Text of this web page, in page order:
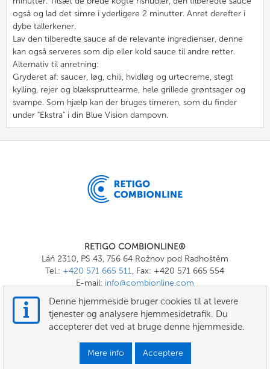
også og lad det simre i yderligere 2 minutter. Anret derefter i
dybe tallerkener.
Lav den tilberedte sauce af de relevante ingredienser, denne
kan også serveres som dip eller kold sauce til andre retter.
Alternativ til anretning:
Gryderet af: saucer, løg, chili, hvidløg og urtecreme, stegt
kylling, rejer og blækspruttearme, hele grillede grøntsager og
svampe. Som hjælp kan der bruges timeren, som du finder
under "Ekstra" i din Blue Vision dampovn.
RETIGO COMBIONLINE®
Láň 2310, PS 43, 756 64 Rožnov pod Radhoštěm
Tel.: +420 571 665 511, Fax: +420 571 665 554
E-mail: info@combionline.com
OnlineMenu
VILKÅR OG BETINGELSER
Denne hjemmeside bruger cookies til at levere
tjenester og analysere hjemmesidetrafik. Du
accepterer det ved at bruge denne hjemmeside.
Mere info Acceptere